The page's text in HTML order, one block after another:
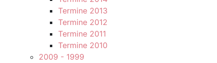
Termine 2013
Termine 2012
Termine 2011
Termine 2010
2009 - 1999